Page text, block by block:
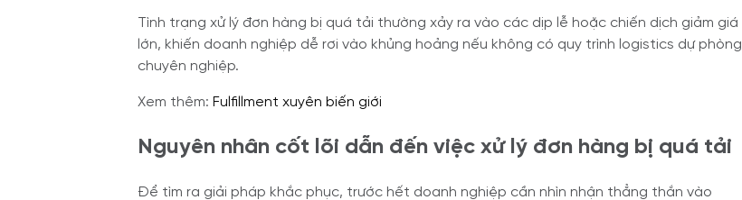
Tình trạng xử lý đơn hàng bị quá tải thường xảy ra vào các dịp lễ hoặc chiến dịch giảm giá
lớn, khiến doanh nghiệp dễ rơi vào khủng hoảng nếu không có quy trình logistics dự phòng
chuyên nghiệp.
Xem thêm: Fulfillment xuyên biến giới
Nguyên nhân cốt lõi dẫn đến việc xử lý đơn hàng bị quá tải
Để tìm ra giải pháp khắc phục, trước hết doanh nghiệp cần nhìn nhận thẳng thắn vào